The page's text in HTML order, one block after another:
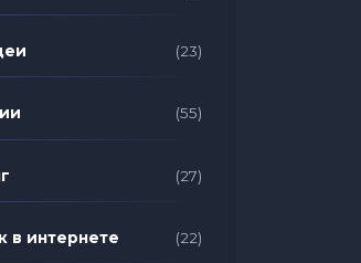
(23)
(55)
(27)
в интернете (22)